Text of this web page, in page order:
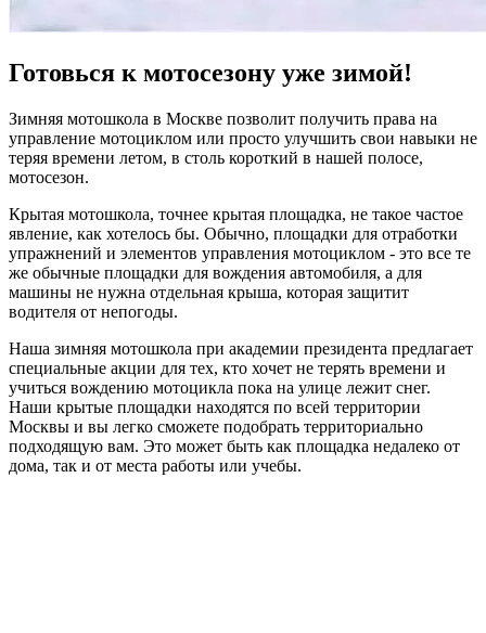
Готовься к мотосезону уже зимой!
Зимняя мотошкола в Москве позволит получить права на
управление мотоциклом или просто улучшить свои навыки не
теряя времени летом, в столь короткий в нашей полосе,
мотосезон.
Крытая мотошкола, точнее крытая площадка, не такое частое
явление, как хотелось бы. Обычно, площадки для отработки
упражнений и элементов управления мотоциклом - это все те
же обычные площадки для вождения автомобиля, а для
машины не нужна отдельная крыша, которая защитит
водителя от непогоды.
Наша зимняя мотошкола при академии президента предлагает
специальные акции для тех, кто хочет не терять времени и
учиться вождению мотоцикла пока на улице лежит снег.
Наши крытые площадки находятся по всей территории
Москвы и вы легко сможете подобрать территориально
подходящую вам. Это может быть как площадка недалеко от
дома, так и от места работы или учебы.